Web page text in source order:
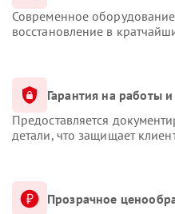
Современное
восстановление в
Гарантия на работы и
Предоставляется
детали, что защищает
Прозрачное